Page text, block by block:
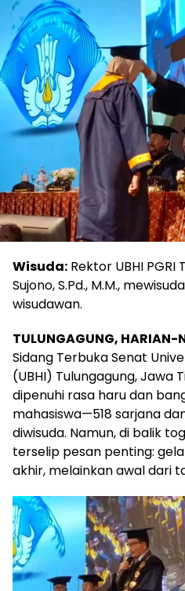
Wisuda: Rektor UBHI
Sujono, S.Pd., M.M.,
wisudawan.
TULUNGAGUNG, HARIAN-
Sidang Terbuka Senat
(UBHI) Tulungagung, Jawa
dipenuhi rasa haru dan
mahasiswa—518 sarjana
diwisuda. Namun, di balik
terselip pesan penting:
akhir, melainkan awal dari